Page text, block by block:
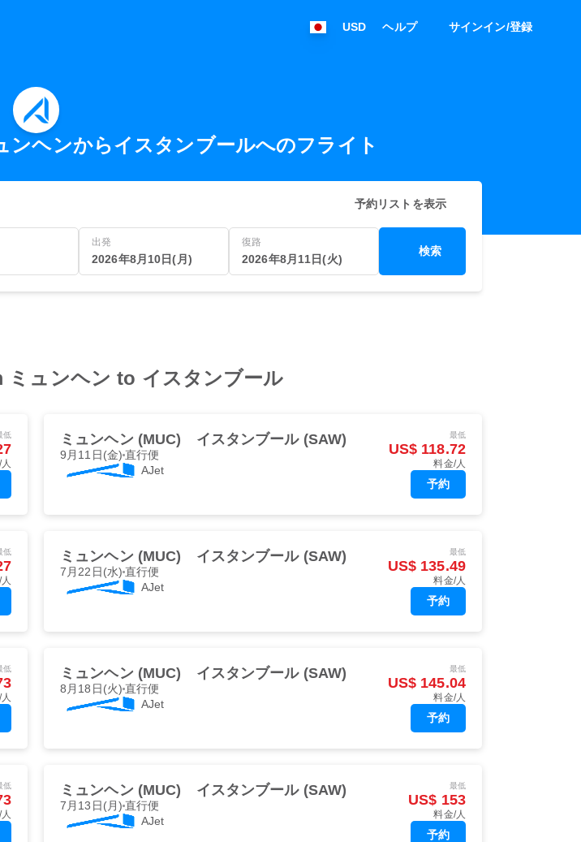
USD ヘルプ サインイン/登録
ヘンからイスタンブールへのフライト
予約リストを表示
出発
2026年8月10日(月)
復路
2026年8月11日(火)
検索
ュンヘン to イスタンブール
低 ミュンヘン (MUC) イスタンブール (SAW)
9月11日(金)直行便
AJet
最低
US$ 118.72
料金/人
予約
低 ミュンヘン (MUC) イスタンブール (SAW)
7月22日(水)直行便
AJet
最低
US$ 135.49
料金/人
予約
低 ミュンヘン (MUC) イスタンブール (SAW)
8月18日(火)直行便
AJet
最低
US$ 145.04
料金/人
予約
低 ミュンヘン (MUC) イスタンブール (SAW)
7月13日(月)直行便
AJet
最低
US$ 153
料金/人
予約